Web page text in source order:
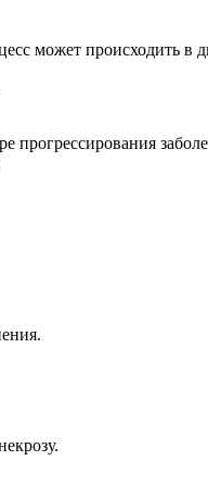
может происходить в